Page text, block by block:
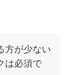
方が少ない
は必須で